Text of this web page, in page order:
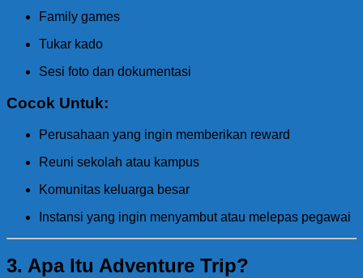
Family games
Tukar kado
Sesi foto dan dokumentasi
Cocok Untuk:
Perusahaan yang ingin memberikan reward
Reuni sekolah atau kampus
Komunitas keluarga besar
Instansi yang ingin menyambut atau melepas pegawai
3. Apa Itu Adventure Trip?